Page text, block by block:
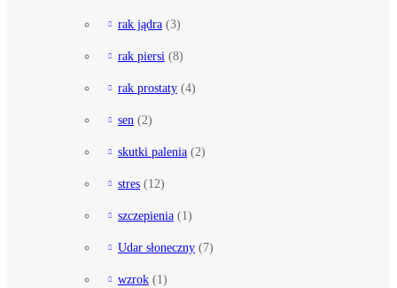
rak jądra (3)
rak piersi (8)
rak prostaty (4)
sen (2)
skutki palenia (2)
stres (12)
szczepienia (1)
Udar słoneczny (7)
wzrok (1)